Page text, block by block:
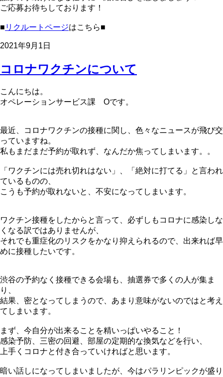
ご応募お待ちしております！
■ リクルートページはこちら■
2021年9月1日
コロナワクチンについて
こんにちは。
オペレーションサービス課 Oです。
最近、コロナワクチンの接種に関し、色々なニュースが飛び交
っていますね。
私もまだまだ予約が取れず、なんだか焦ってしまいます。。
「ワクチンには売れ切れはない」、「絶対に打てる」と言われ
ているものの、
こうも予約が取れないと、不安になってしまいます。
ワクチン接種をしたからと言って、必ずしもコロナに感染しな
くなる訳ではありませんが、
それでも重症化のリスクをかなり抑えられるので、出来れば早
めに接種したいです。
渋谷の予約なく接種できる会場も、抽選券で多くの人が集ま
り、
結果、密となってしまうので、あまり意味がないのではと考え
てしまいます。
まず、今自分が出来ることを精いっぱいやること！
感染予防、三密の回避、部屋の定期的な換気などを行い、
上手くコロナと付き合っていければと思います。
暗い話しになってしまいましたが、今はパラリンピックが盛り